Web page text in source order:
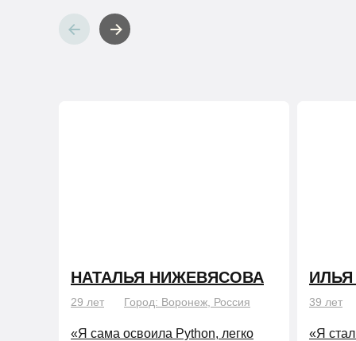
«Я сама освоила Python, легко
Город: Воронеж, Россия
29 лет
НАТАЛЬЯ НИЖЕВЯСОВА
«Я
39 лет